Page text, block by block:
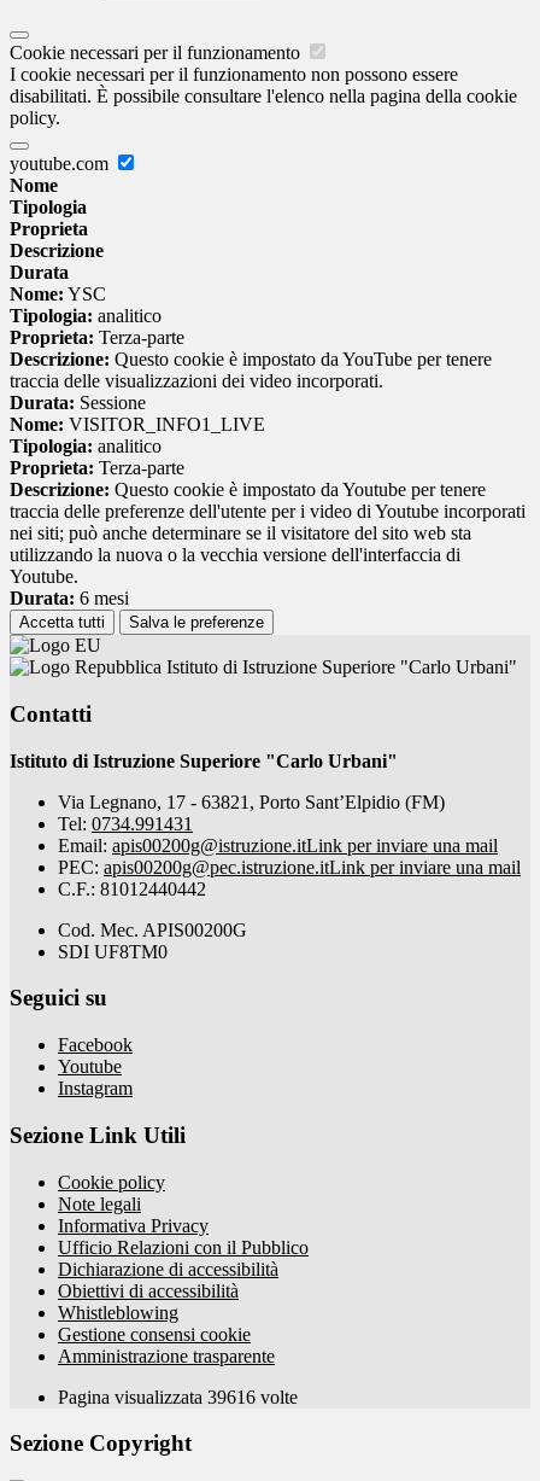
Cookie necessari per il funzionamento
I cookie necessari per il funzionamento non possono essere
disabilitati. È possibile consultare l'elenco nella pagina della cookie
policy.
youtube.com
Nome
Tipologia
Proprieta
Descrizione
Durata
Nome: YSC
Tipologia: analitico
Proprieta: Terza-parte
Descrizione: Questo cookie è impostato da YouTube per tenere
traccia delle visualizzazioni dei video incorporati.
Durata: Sessione
Nome: VISITOR_INFO1_LIVE
Tipologia: analitico
Proprieta: Terza-parte
Descrizione: Questo cookie è impostato da Youtube per tenere
traccia delle preferenze dell'utente per i video di Youtube incorporati
nei siti; può anche determinare se il visitatore del sito web sta
utilizzando la nuova o la vecchia versione dell'interfaccia di
Youtube.
Durata: 6 mesi
Accetta tutti Salva le preferenze
Istituto di Istruzione Superiore "Carlo Urbani"
Contatti
Istituto di Istruzione Superiore "Carlo Urbani"
Via Legnano, 17 - 63821, Porto Sant’Elpidio (FM)
Tel: 0734.991431
Email: apis00200g@istruzione.itLink per inviare una mail
PEC: apis00200g@pec.istruzione.itLink per inviare una mail
C.F.: 81012440442
Cod. Mec. APIS00200G
SDI UF8TM0
Seguici su
Facebook
Youtube
Instagram
Sezione Link Utili
Cookie policy
Note legali
Informativa Privacy
Ufficio Relazioni con il Pubblico
Dichiarazione di accessibilità
Obiettivi di accessibilità
Whistleblowing
Gestione consensi cookie
Amministrazione trasparente
Pagina visualizzata 39616 volte
Sezione Copyright